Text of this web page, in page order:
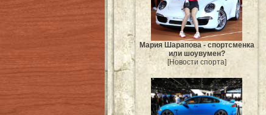
Мария Шарапова - спортсменка
или шоувумен?
[Новости спорта]